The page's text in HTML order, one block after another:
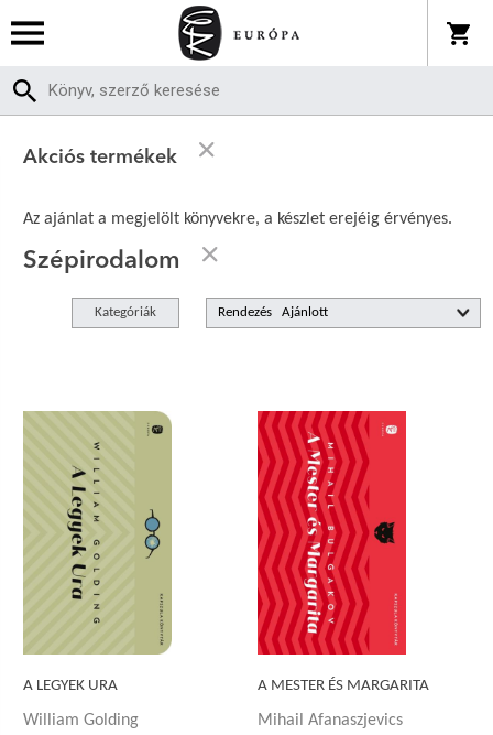
Akciós termékek
Az ajánlat a megjelölt könyvekre, a készlet erejéig érvényes.
Szépirodalom
Kategóriák Rendezés
A LEGYEK URA
William Golding
A MESTER ÉS MARGARITA
Mihail Afanaszjevics